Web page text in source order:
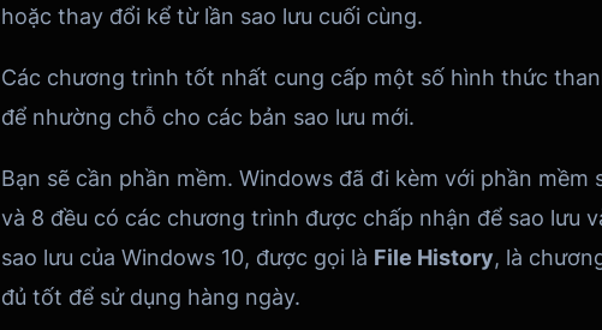
hoặc thay đổi kể từ lần sao lưu cuối cùng.
Các chương trình tốt nhất cung cấp một số hình thức
để nhường chỗ cho các bản sao lưu mới.
Bạn sẽ cần phần mềm. Windows đã đi kèm với phần
và 8 đều có các chương trình được chấp nhận để sao lưu
sao lưu của Windows 10, được gọi là File History, là
đủ tốt để sử dụng hàng ngày.